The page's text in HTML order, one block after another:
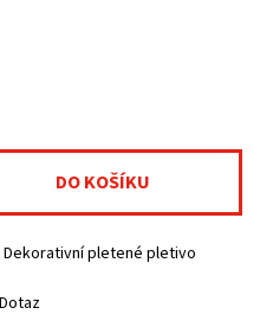
Dekorativní pletené pletivo
Dotaz